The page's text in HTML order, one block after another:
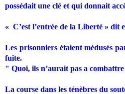
possédait une clé et qui donnait
« C’est l’entrée de la Liberté » dit
Les prisonniers étaient médusés
fuite.
" Quoi, ils n’aurait pas a
La course dans les ténèbres du